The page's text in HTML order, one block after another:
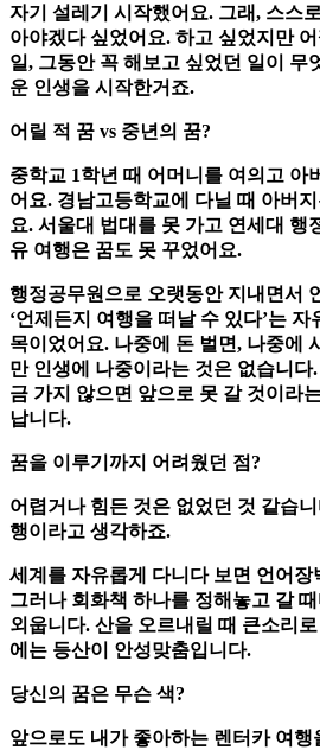
자기 설레기 시작했어요. 그래, 스스
아야겠다 싶었어요. 하고 싶었지만
일, 그동안 꼭 해보고 싶었던 일이 무
운 인생을 시작한거죠.
어릴 적 꿈 vs 중년의 꿈?
중학교 1학년 때 어머니를 여의고 아
어요. 경남고등학교에 다닐 때 아버
요. 서울대 법대를 못 가고 연세대 행
유 여행은 꿈도 못 꾸었어요.
행정공무원으로 오랫동안 지내면서
‘언제든지 여행을 떠날 수 있다’는
목이었어요. 나중에 돈 벌면, 나중에
만 인생에 나중이라는 것은 없습니다
금 가지 않으면 앞으로 못 갈 것이라
납니다.
꿈을 이루기까지 어려웠던 점?
어렵거나 힘든 것은 없었던 것 같습
행이라고 생각하죠.
세계를 자유롭게 다니다 보면 언어
그러나 회화책 하나를 정해놓고 갈
외웁니다. 산을 오르내릴 때 큰소리
에는 등산이 안성맞춤입니다.
당신의 꿈은 무슨 색?
앞으로도 내가 좋아하는 렌터카 여